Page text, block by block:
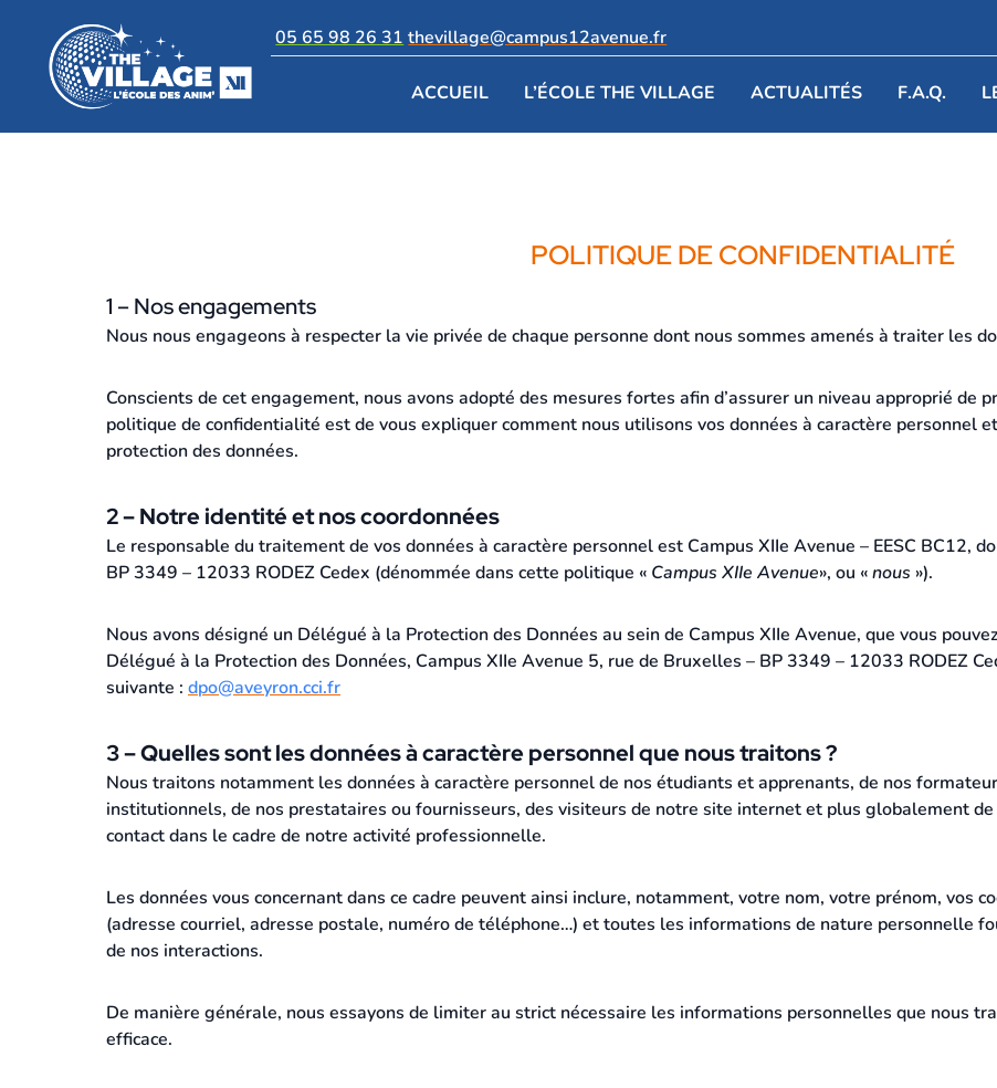
05 65 98 26 31 thevillage@campus12avenue.fr
ACCUEIL
L’ÉCOLE THE VILLAGE ACTUALITÉS F.A.Q.
POLITIQUE DE CONFIDENTIALITÉ
1 – Nos engagements
Nous nous engageons à respecter la vie privée de chaque personne dont nous sommes amenés à traiter les
Conscients de cet engagement, nous avons adopté des mesures fortes afin d’assurer un niveau approprié de
politique de confidentialité est de vous expliquer comment nous utilisons vos données à caractère personnel
protection des données.
2 – Notre identité et nos coordonnées
Le responsable du traitement de vos données à caractère personnel est Campus XIIe Avenue – EESC BC12,
BP 3349 – 12033 RODEZ Cedex (dénommée dans cette politique « Campus XIIe Avenue», ou «nous »).
Nous avons désigné un Délégué à la Protection des Données au sein de Campus XIIe Avenue, que vous
Délégué à la Protection des Données, Campus XIIe Avenue 5, rue de Bruxelles – BP 3349 – 12033 RODEZ
suivante : dpo@aveyron.cci.fr
3 – Quelles sont les données à caractère personnel que nous traitons ?
Nous traitons notamment les données à caractère personnel de nos étudiants et apprenants, de nos
institutionnels, de nos prestataires ou fournisseurs, des visiteurs de notre site internet et plus globalement
contact dans le cadre de notre activité professionnelle.
Les données vous concernant dans ce cadre peuvent ainsi inclure, notamment, votre nom, votre prénom, vos
(adresse courriel, adresse postale, numéro de téléphone…) et toutes les informations de nature personnelle
de nos interactions.
De manière générale, nous essayons de limiter au strict nécessaire les informations personnelles que nous
efficace.